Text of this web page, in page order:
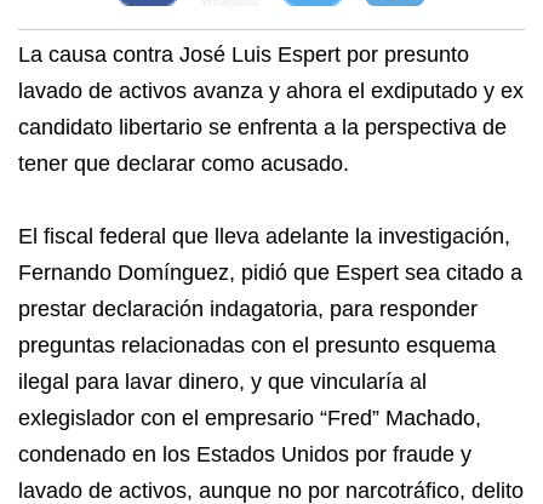
La causa contra José Luis Espert por presunto
lavado de activos avanza y ahora el exdiputado y ex
candidato libertario se enfrenta a la perspectiva de
tener que declarar como acusado.
El fiscal federal que lleva adelante la investigación,
Fernando Domínguez, pidió que Espert sea citado a
prestar declaración indagatoria, para responder
preguntas relacionadas con el presunto esquema
ilegal para lavar dinero, y que vincularía al
exlegislador con el empresario “Fred” Machado,
condenado en los Estados Unidos por fraude y
lavado de activos, aunque no por narcotráfico, delito